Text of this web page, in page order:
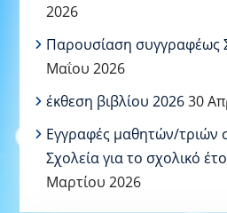
2026
Παρουσίαση συγγραφέως
Μαΐου 2026
έκθεση βιβλίου 202630
Εγγραφές μαθητών/τριών
Σχολεία για το σχολικό
Μαρτίου 2026